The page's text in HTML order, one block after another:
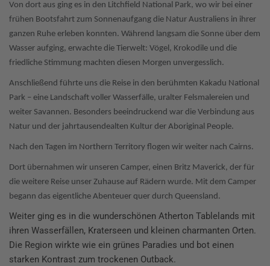
Von dort aus ging es in den Litchfield National Park, wo wir bei einer
frühen Bootsfahrt zum Sonnenaufgang die Natur Australiens in ihrer
ganzen Ruhe erleben konnten. Während langsam die Sonne über dem
Wasser aufging, erwachte die Tierwelt: Vögel, Krokodile und die
friedliche Stimmung machten diesen Morgen unvergesslich.
Anschließend führte uns die Reise in den berühmten Kakadu National
Park – eine Landschaft voller Wasserfälle, uralter Felsmalereien und
weiter Savannen. Besonders beeindruckend war die Verbindung aus
Natur und der jahrtausendealten Kultur der Aboriginal People.
Nach den Tagen im Northern Territory flogen wir weiter nach Cairns.
Dort übernahmen wir unseren Camper, einen Britz Maverick, der für
die weitere Reise unser Zuhause auf Rädern wurde. Mit dem Camper
begann das eigentliche Abenteuer quer durch Queensland.
Weiter ging es in die wunderschönen Atherton Tablelands mit
ihren Wasserfällen, Kraterseen und kleinen charmanten Orten.
Die Region wirkte wie ein grünes Paradies und bot einen
starken Kontrast zum trockenen Outback.